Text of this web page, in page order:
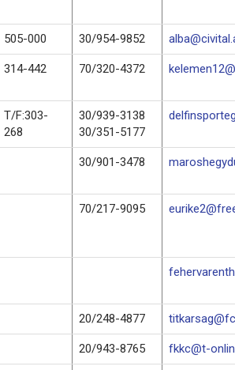
505-000 30/954-9852
314-442 70/320-4372
T/F:303-
268
30/939-3138
30/351-5177
30/901-3478
70/217-9095
20/248-4877
20/943-8765 fkkc@t-